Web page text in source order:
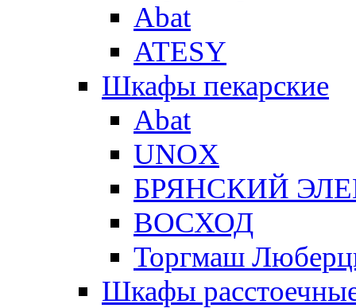
Abat
ATESY
Шкафы пекарские
Abat
UNOX
БРЯНСКИЙ
ВОСХОД
Торгмаш
Шкафы